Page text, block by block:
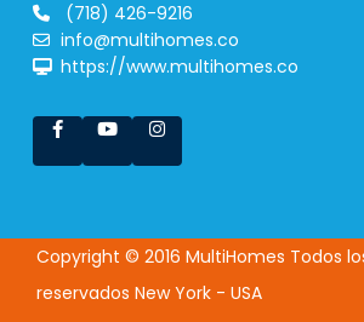
(718) 426-9216
info@multihomes.co
https://www.multihomes.co
Copyright © 2016 MultiHomes Todos
reservados New York - USA